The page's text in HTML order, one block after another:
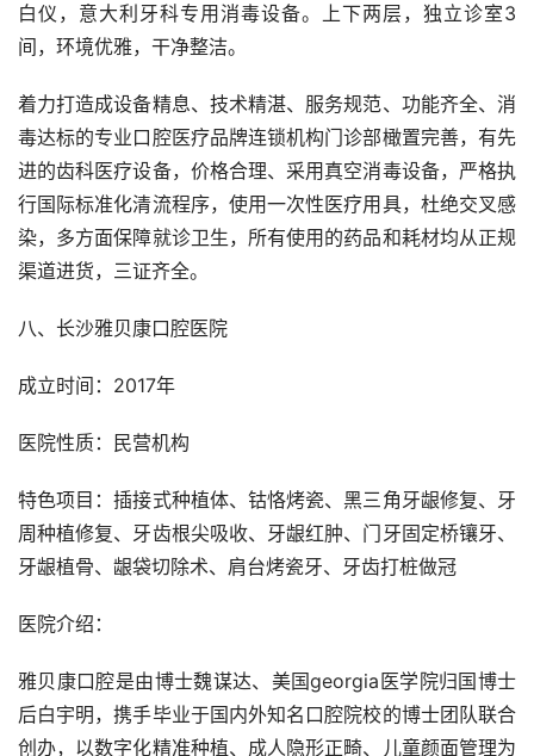
白仪，意大利牙科专用消毒设备。上下两层，独立诊室3
间，环境优雅，干净整洁。
着力打造成设备精息、技术精湛、服务规范、功能齐全、消
毒达标的专业口腔医疗品牌连锁机构门诊部橄置完善，有先
进的齿科医疗设备，价格合理、采用真空消毒设备，严格执
行国际标准化清流程序，使用一次性医疗用具，杜绝交叉感
染，多方面保障就诊卫生，所有使用的药品和耗材均从正规
渠道进货，三证齐全。
八、长沙雅贝康口腔医院
成立时间：2017年
医院性质：民营机构
特色项目：插接式种植体、钴恪烤瓷、黑三角牙龈修复、牙
周种植修复、牙齿根尖吸收、牙龈红肿、门牙固定桥镶牙、
牙龈植骨、龈袋切除术、肩台烤瓷牙、牙齿打桩做冠
医院介绍：
雅贝康口腔是由博士魏谋达、美国georgia医学院归国博士
后白宇明，携手毕业于国内外知名口腔院校的博士团队联合
创办，以数字化精准种植、成人隐形正畸、儿童颜面管理为